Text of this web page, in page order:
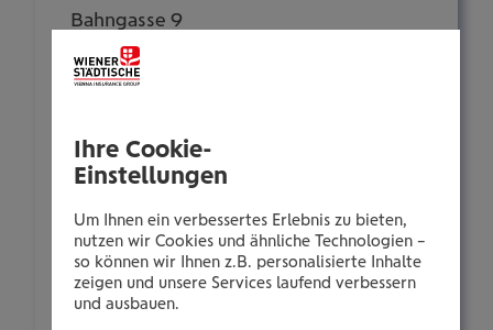
Bahngasse 9
2500 Baden
+435035053031
Mobil:
+436646013953031
E-Mail:
e.trimmel@wienerstaedtische.at
Ihre Cookie-
Einstellungen
Um Ihnen ein verbessertes Erlebnis zu bieten,
nutzen wir Cookies und ähnliche Technologien –
so können wir Ihnen z.B. personalisierte Inhalte
zeigen und unsere Services laufend verbessern
und ausbauen.